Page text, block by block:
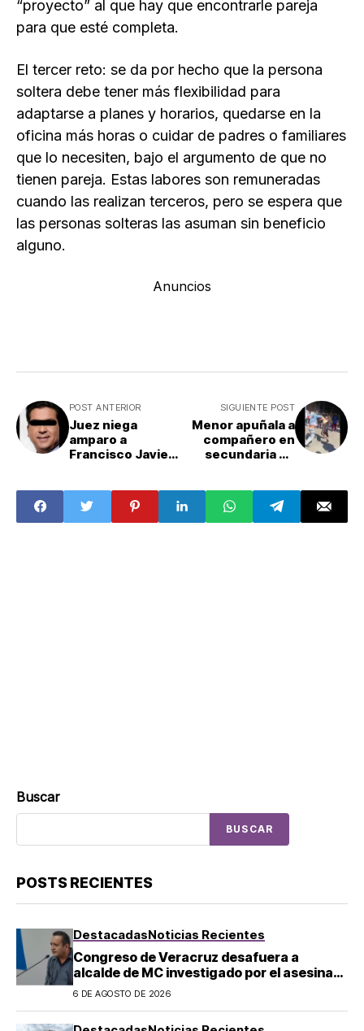
“proyecto” al que hay que encontrarle pareja
para que esté completa.
El tercer reto: se da por hecho que la persona
soltera debe tener más flexibilidad para
adaptarse a planes y horarios, quedarse en la
oficina más horas o cuidar de padres o familiares
que lo necesiten, bajo el argumento de que no
tienen pareja. Estas labores son remuneradas
cuando las realizan terceros, pero se espera que
las personas solteras las asuman sin beneficio
alguno.
Anuncios
POST ANTERIOR
Juez niega
amparo a
Francisco Javier
delincuencia
organizada
SIGUIENTE POST
Menor apuñala a
compañero en
secundaria de
salud de la
víctima?
Buscar
BUSCAR
POSTS RECIENTES
DestacadasNoticias Recientes
Congreso de Veracruz desafuera a
alcalde de MC investigado por el asesinato
de la periodista Roxana Guzmán
6 DE AGOSTO DE 2026